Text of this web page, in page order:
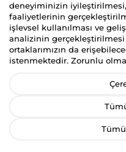
Şirket
Üyelik
Yardım
deneyiminizin
faaliyetlerinin
işlevsel kullanılması ve
analizinin
ortaklarımızın da
istenmektedir. Zorunlu
yönelik reklam/pazarlama
(gizlilik tercihiniz hariç
işlenmesini kabul